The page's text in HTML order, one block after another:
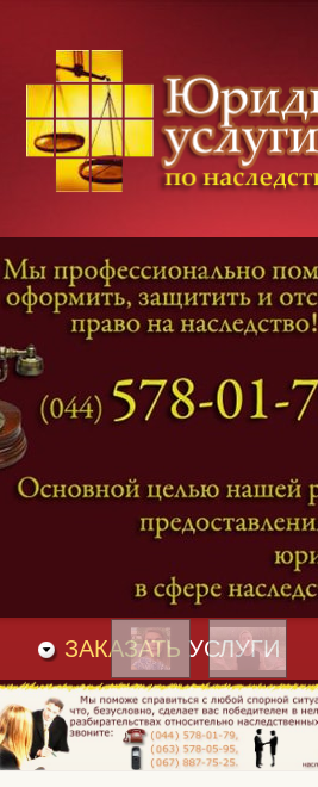
Категории дел
Наследование и Завещание
Оформление наследства
Оспаривание наследства
Адвокат наследственные дела
и Вакансии
ЗАКАЗАТЬ УСЛУГИ